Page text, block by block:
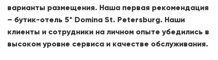
варианты размещения. Наша первая рекомендация
– бутик-отель 5* Domina St. Petersburg. Наши
клиенты и сотрудники на личном опыте убедились в
высоком уровне сервиса и качестве обслуживания.